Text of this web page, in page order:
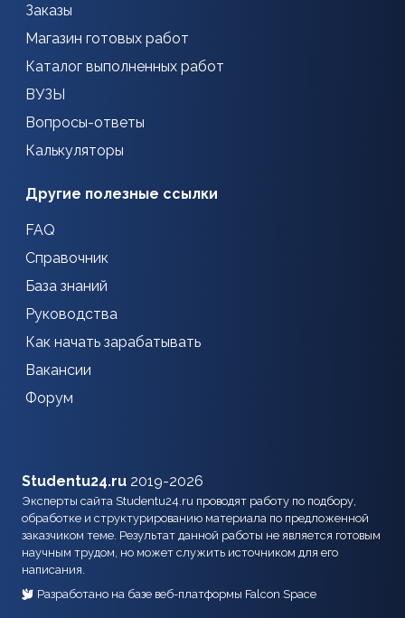
Заказы
Магазин готовых работ
Каталог выполненных работ
ВУЗЫ
Вопросы-ответы
Калькуляторы
Другие полезные ссылки
FAQ
Справочник
База знаний
Руководства
Как начать зарабатывать
Вакансии
Форум
Studentu24.ru 2019-2026
Эксперты сайта Studentu24.ru проводят работу по подбору,
обработке и структурированию материала по предложенной
заказчиком теме. Результат данной работы не является готовым
научным трудом, но может служить источником для его
написания.
Разработано на базе веб-платформы Falcon Space